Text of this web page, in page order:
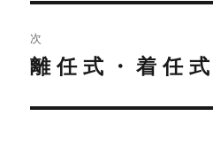
ビ
ゲ
ー
投
稿:
次
次
投
離 任 式 ・ 着 任